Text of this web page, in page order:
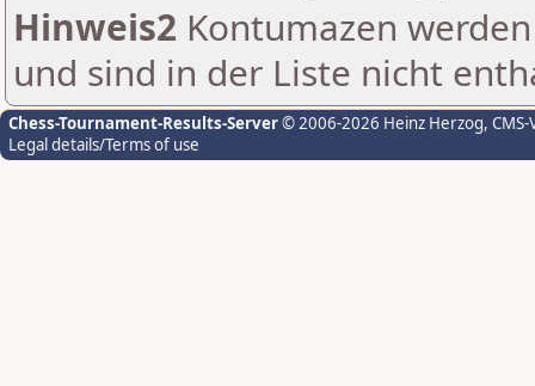
Hinweis2 Kontumazen
und sind in der Liste nicht
Chess-Tournament-Results-Server© 2006-2026 Heinz Herzog,
Legal details/Terms of use